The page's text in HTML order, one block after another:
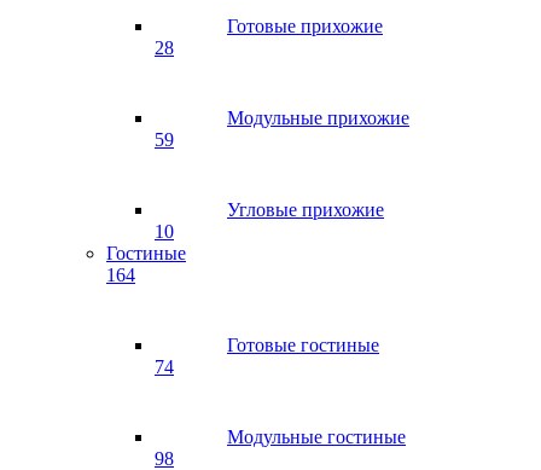
Готовые прихожие
28
Модульные прихожие
59
Угловые прихожие
10
Гостиные
164
Готовые гостиные
74
Модульные гостиные
98